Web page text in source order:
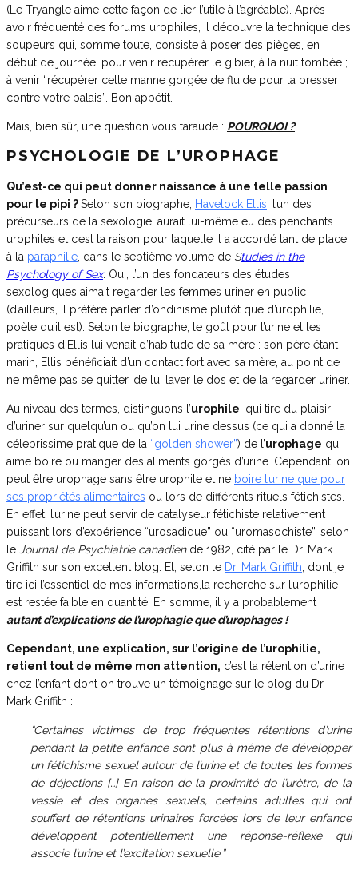
(Le Tryangle aime cette façon de lier l’utile à l’agréable). Après
avoir fréquenté des forums urophiles, il découvre la technique des
soupeurs qui, somme toute, consiste à poser des pièges, en
début de journée, pour venir récupérer le gibier, à la nuit tombée ;
à venir “récupérer cette manne gorgée de fluide pour la presser
contre votre palais”. Bon appétit.
Mais, bien sûr, une question vous taraude : POURQUOI ?
PSYCHOLOGIE DE L’UROPHAGE
Qu’est-ce qui peut donner naissance à une telle passion
pour le pipi ?Selon son biographe, Havelock Ellis, l’un des
précurseurs de la sexologie, aurait lui-même eu des penchants
urophiles et c’est la raison pour laquelle il a accordé tant de place
à la paraphilie, dans le septième volume de Studies in the
Psychology of Sex. Oui, l’un des fondateurs des études
sexologiques aimait regarder les femmes uriner en public
(d’ailleurs, il préfère parler d’ondinisme plutôt que d’urophilie,
poète qu’il est). Selon le biographe, le goût pour l’urine et les
pratiques d’Ellis lui venait d’habitude de sa mère : son père étant
marin, Ellis bénéficiait d’un contact fort avec sa mère, au point de
ne même pas se quitter, de lui laver le dos et de la regarder uriner.
Au niveau des termes, distinguons l’urophile, qui tire du plaisir
d’uriner sur quelqu’un ou qu’on lui urine dessus (ce qui a donné la
célebrissime pratique de la “golden shower”) de l’urophage qui
aime boire ou manger des aliments gorgés d’urine. Cependant, on
peut être urophage sans être urophile et ne boire l’urine que pour
ses propriétés alimentaires ou lors de différents rituels fétichistes.
En effet, l’urine peut servir de catalyseur fétichiste relativement
puissant lors d’expérience “urosadique” ou “uromasochiste”, selon
le Journal de Psychiatrie canadiende 1982, cité par le Dr. Mark
Griffith sur son excellent blog. Et, selon le Dr. Mark Griffith, dont je
tire ici l’essentiel de mes informations,la recherche sur l’urophilie
est restée faible en quantité. En somme, il y a probablement
autant d’explications de l’urophagie que d’urophages !
Cependant, une explication, sur l’origine de l’urophilie,
retient tout de même mon attention, c’est la rétention d’urine
chez l’enfant dont on trouve un témoignage sur le blog du Dr.
Mark Griffith :
“Certaines victimes de trop fréquentes rétentions d’urine
pendant la petite enfance sont plus à même de développer
un fétichisme sexuel autour de l’urine et de toutes les formes
de déjections […] En raison de la proximité de l’urètre, de la
vessie et des organes sexuels, certains adultes qui ont
souffert de rétentions urinaires forcées lors de leur enfance
développent potentiellement une réponse-réflexe qui
associe l’urine et l’excitation sexuelle.”